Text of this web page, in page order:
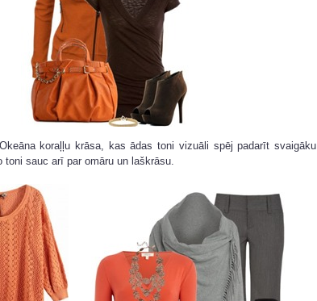
Okeāna koraļļu krāsa, kas ādas toni vizuāli spēj padarīt svaigāku
toni sauc arī par omāru un laškrāsu.